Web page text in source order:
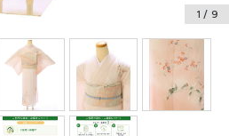
1 / 9